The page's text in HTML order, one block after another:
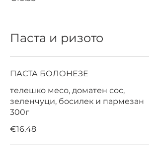
Паста и ризото
ПАСТА БОЛОНЕЗЕ
телешко месо, доматен сос,
зеленчуци, босилек и пармезан
300г
€16.48